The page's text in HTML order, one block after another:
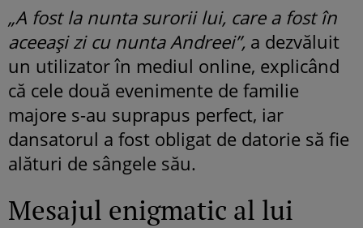
„A fost la nunta surorii lui, care a fost în
aceeași zi cu nunta Andreei”, a dezvăluit
un utilizator în mediul online, explicând
că cele două evenimente de familie
majore s-au suprapus perfect, iar
dansatorul a fost obligat de datorie să fie
alături de sângele său.
Mesajul enigmatic al lui